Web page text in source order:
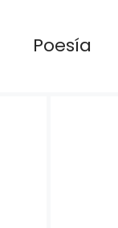
Poesía